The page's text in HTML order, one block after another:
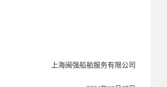
上海闽强船舶服务有限公司